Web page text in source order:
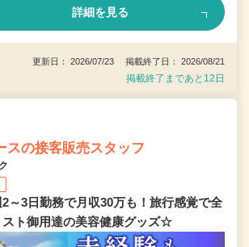
詳細を見る
更新日： 2026/07/23 掲載終了日： 2026/08/21
掲載終了まであと12日
スの接客販売スタッフ
～3日勤務で月収30万も！旅行感覚で全
スト御用達の美容健康グッズ☆